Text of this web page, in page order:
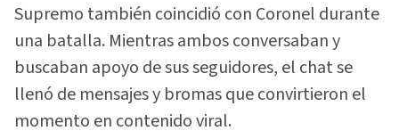
Supremo también coincidió con Coronel durante
una batalla. Mientras ambos conversaban y
buscaban apoyo de sus seguidores, el chat se
llenó de mensajes y bromas que convirtieron el
momento en contenido viral.